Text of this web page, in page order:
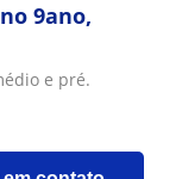
9ano,
e pré.